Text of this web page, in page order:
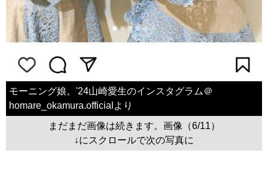
モーニング娘。'24山崎愛生のインスタグラム＠
homare_okamura.officialより
まだまだ画像は続きます。画像（6/11）
↓にスクロールで次の写真に